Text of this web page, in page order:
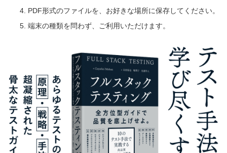
PDF形式のファイルを、お好きな場所に保存してください。
端末の種類を問わず、ご利用いただけます。